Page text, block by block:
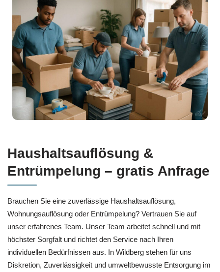
Haushaltsauflösung &
Entrümpelung – gratis Anfrage
Brauchen Sie eine zuverlässige Haushaltsauflösung,
Wohnungsauflösung oder Entrümpelung? Vertrauen Sie auf
unser erfahrenes Team. Unser Team arbeitet schnell und mit
höchster Sorgfalt und richtet den Service nach Ihren
individuellen Bedürfnissen aus. In Wildberg stehen für uns
Diskretion, Zuverlässigkeit und umweltbewusste Entsorgung im